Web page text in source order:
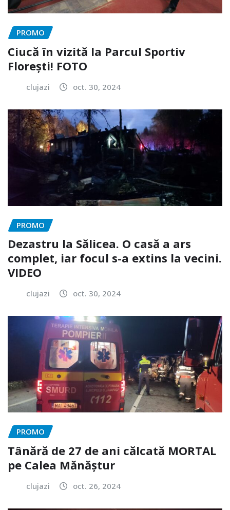
PROMO
Ciucă în vizită la Parcul Sportiv
Florești! FOTO
clujazi oct. 30, 2024
PROMO
Dezastru la Sălicea. O casă a ars
complet, iar focul s-a extins la vecini.
VIDEO
clujazi oct. 30, 2024
PROMO
Tânără de 27 de ani călcată MORTAL
pe Calea Mănăștur
clujazi oct. 26, 2024